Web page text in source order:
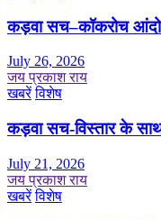
कड़वा सच–कॉकरोच
July 26, 2026
जय प्रकाश राय
खबरें विशेष
कड़वा सच-विस्तार के
July 21, 2026
जय प्रकाश राय
खबरें विशेष